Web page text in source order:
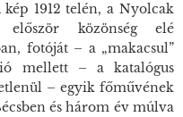
1912 telén, a Nyolcak
közönség elé
fotóját – a „makacsul”
mellett – a katalógus
– egyik főművének
és három év múlva